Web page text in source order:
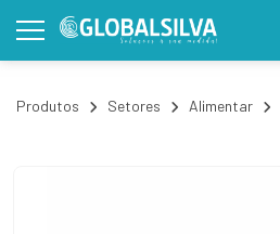
Produtos Setores Alimentar